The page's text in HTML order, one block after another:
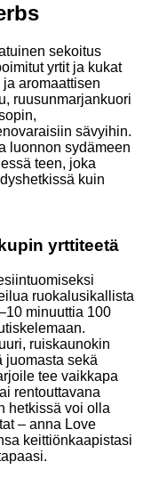
sekoitus
yrtit ja kukat
aromaattisen
ruusunmarjankuori
sävyihin.
luonnon sydämeen
teen, joka
kuin
yrttiteetä
ruokalusikallista
minuuttia 100
ruiskaunokin
juomasta sekä
tee vaikkapa
rentouttavana
hetkissä voi olla
– anna Love
keittiönkaapistasi